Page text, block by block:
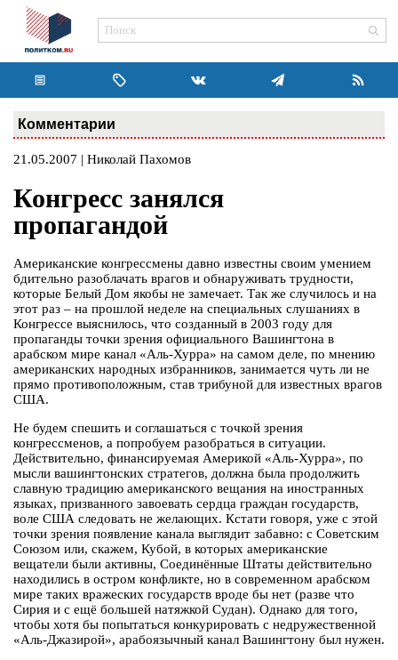
Комментарии
21.05.2007 | Николай Пахомов
Конгресс занялся
пропагандой
Американские конгрессмены давно известны своим умением
бдительно разоблачать врагов и обнаруживать трудности,
которые Белый Дом якобы не замечает. Так же случилось и на
этот раз – на прошлой неделе на специальных слушаниях в
Конгрессе выяснилось, что созданный в 2003 году для
пропаганды точки зрения официального Вашингтона в
арабском мире канал «Аль-Хурра» на самом деле, по мнению
американских народных избранников, занимается чуть ли не
прямо противоположным, став трибуной для известных врагов
США.
Не будем спешить и соглашаться с точкой зрения
конгрессменов, а попробуем разобраться в ситуации.
Действительно, финансируемая Америкой «Аль-Хурра», по
мысли вашингтонских стратегов, должна была продолжить
славную традицию американского вещания на иностранных
языках, призванного завоевать сердца граждан государств,
воле США следовать не желающих. Кстати говоря, уже с этой
точки зрения появление канала выглядит забавно: с Советским
Союзом или, скажем, Кубой, в которых американские
вещатели были активны, Соединённые Штаты действительно
находились в остром конфликте, но в современном арабском
мире таких вражеских государств вроде бы нет (разве что
Сирия и с ещё большей натяжкой Судан). Однако для того,
чтобы хотя бы попытаться конкурировать с недружественной
«Аль-Джазирой», арабоязычный канал Вашингтону был нужен.